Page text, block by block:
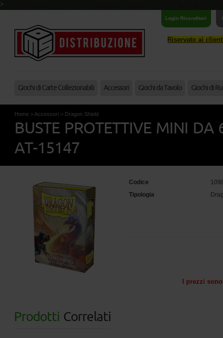
>
Login Rivenditori
Riservato ai
Giochi di Carte Collezionabili Accessori Giochi da Tavolo Giochi di
Home > Accessori > Dragon Shield
BUSTE PROTETTIVE MINI
AT-15147
Codice
Tipologia
I prezzi
Prodotti Correlati